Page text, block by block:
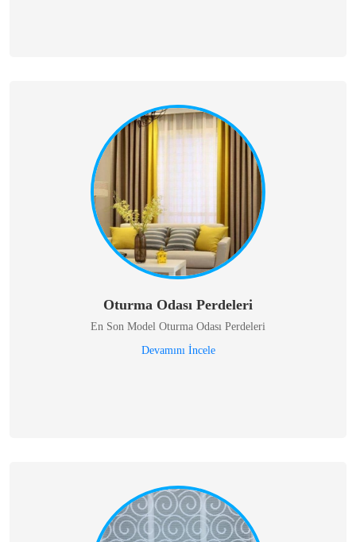
Oturma Odası Perdeleri
En Son Model Oturma Odası Perdeleri
Devamını İncele